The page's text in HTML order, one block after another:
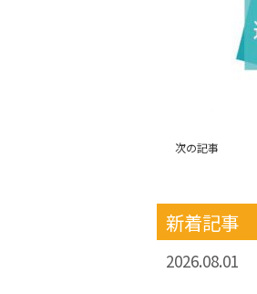
次の記事
新着記事
2026.08.01